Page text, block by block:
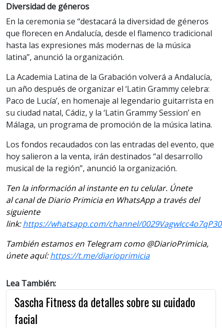
Diversidad de géneros
En la ceremonia se “destacará la diversidad de géneros
que florecen en Andalucía, desde el flamenco tradicional
hasta las expresiones más modernas de la música
latina”, anunció la organización.
La Academia Latina de la Grabación volverá a Andalucía,
un año después de organizar el ‘Latin Grammy celebra:
Paco de Lucía’, en homenaje al legendario guitarrista en
su ciudad natal, Cádiz, y la ‘Latin Grammy Session’ en
Málaga, un programa de promoción de la música latina.
Los fondos recaudados con las entradas del evento, que
hoy salieron a la venta, irán destinados “al desarrollo
musical de la región”, anunció la organización.
Ten la información al instante en tu celular. Únete
al canal de Diario Primicia en WhatsApp a través del
siguiente
link:https://whatsapp.com/channel/
También estamos en Telegram como @DiarioPrimicia,
únete aquí:https://t.me/diarioprimicia
Lea También:
Sascha Fitness da detalles sobre su cuidado
facial